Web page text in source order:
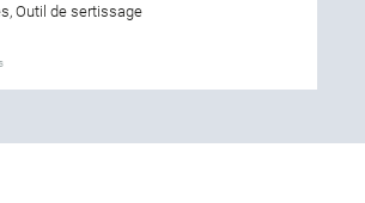
Outil de sertissage